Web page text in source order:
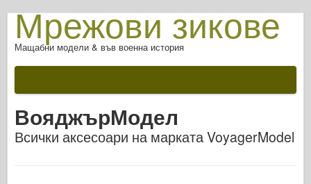
Мрежови зикове
Мащабни модели & във военна история
ВояджърМодел
Всички аксесоари на марката VoyagerModel